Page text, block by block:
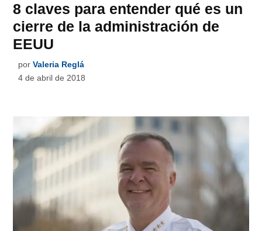
8 claves para entender qué es un
cierre de la administración de
EEUU
por Valeria Reglá
4 de abril de 2018